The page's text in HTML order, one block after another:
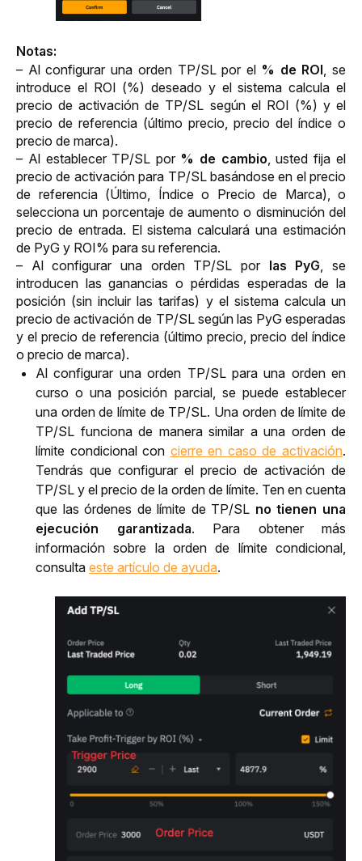
Notas:
– Al configurar una orden TP/SL por el % de ROI , se
introduce el ROI (%) deseado y el sistema calcula el
precio de activación de TP/SL según el ROI (%) y el
precio de referencia (último precio, precio del índice o
precio de marca).
– Al establecer TP/SL por % de cambio , usted fija el
precio de activación para TP/SL basándose en el precio
de referencia (Último, Índice o Precio de Marca), o
selecciona un porcentaje de aumento o disminución del
precio de entrada. El sistema calculará una estimación
de PyG y ROI% para su referencia.
– Al configurar una orden TP/SL por las PyG , se
introducen las ganancias o pérdidas esperadas de la
posición (sin incluir las tarifas) y el sistema calcula un
precio de activación de TP/SL según las PyG esperadas
y el precio de referencia (último precio, precio del índice
o precio de marca).
Al configurar una orden TP/SL para una orden en
curso o una posición parcial, se puede establecer
una orden de límite de TP/SL. Una orden de límite de
TP/SL funciona de manera similar a una orden de
límite condicional con cierre en caso de activación.
Tendrás que configurar el precio de activación de
TP/SL y el precio de la orden de límite. Ten en cuenta
que las órdenes de límite de TP/SL no tienen una
ejecución garantizada. Para obtener más
información sobre la orden de límite condicional,
consulta este artículo de ayuda.